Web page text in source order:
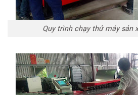
Quy trình chạy thử máy sản